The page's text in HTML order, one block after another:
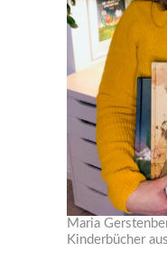
Maria
Kinderbücher